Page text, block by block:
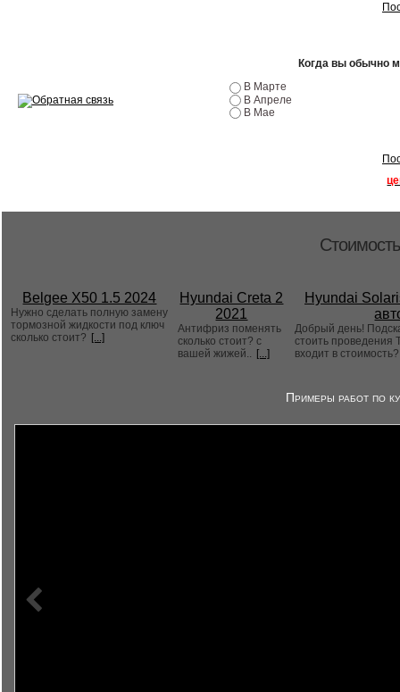
Когда вы обычно
В Марте
В Апреле
В Мае
Belgee X50 1.5 2024
Нужно сделать полную замену
тормозной жидкости под ключ
сколько стоит? [...]
Hyundai Creta 2
2021
Антифриз поменять
сколько стоит? с
вашей жижей.. [...]
Hyundai
Добрый день!
стоить проведения
входит в
Примеры работ по